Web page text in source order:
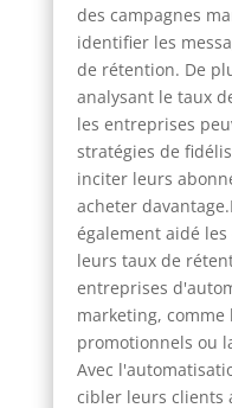
des campagnes
identifier les
de rétention. De
analysant le taux
les entreprises
stratégies de
inciter leurs
acheter
également aidé
leurs taux de
entreprises
marketing, comme
promotionnels ou
Avec
cibler leurs clients